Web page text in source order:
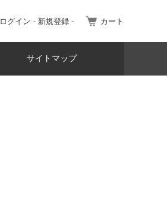
ログイン - 新規登録 - カート
サイトマップ